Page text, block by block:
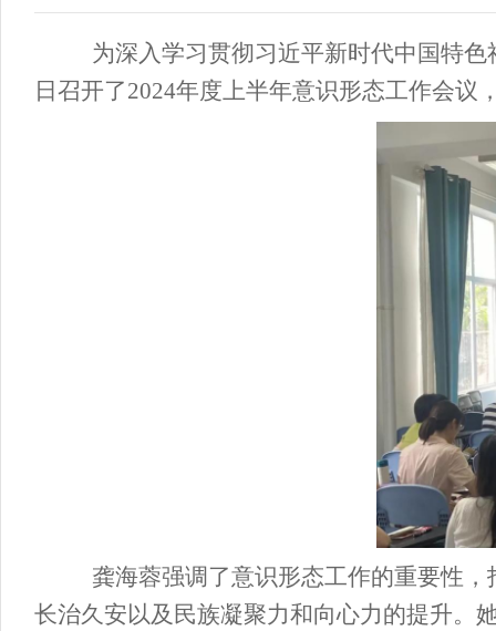
为深入学习贯彻习近平新时代中国特色
日召开了2024年度上半年意识形态工作会
龚海蓉强调了意识形态工作的重要性，
长治久安以及民族凝聚力和向心力的提升。